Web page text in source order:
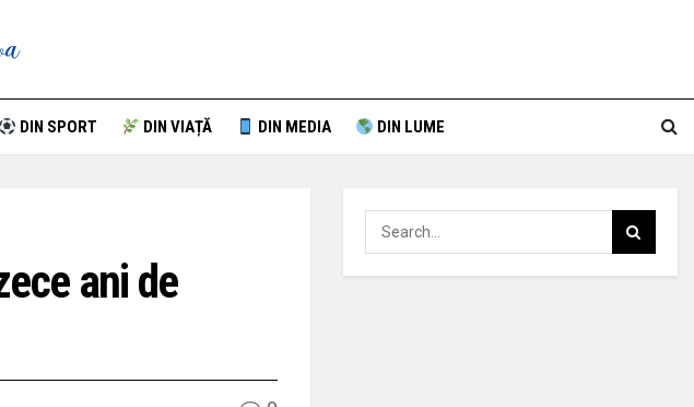
DIN SPORT DIN VIAȚĂ DIN MEDIA DIN LUME
ani de